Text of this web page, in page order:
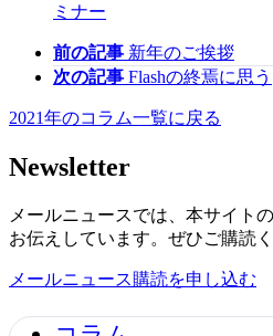
ミナー
前の記事 新年のご挨拶
次の記事 Flashの終焉に思う
2021年のコラム一覧に戻る
Newsletter
メールニュースでは、本サイト
お伝えしています。ぜひご購読く
メールニュース購読を申し込む